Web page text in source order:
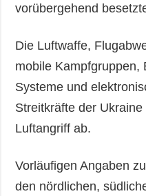
vorübergehend
Die Luftwaffe,
mobile Kampfgruppen,
Systeme und
Streitkräfte der
Luftangriff ab.
Vorläufigen Angaben
den nördlichen,